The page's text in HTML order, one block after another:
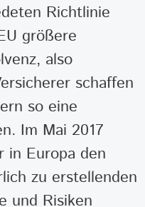
Richtlinie
größere
also
schaffen
so eine
Im Mai 2017
in Europa den
zu erstellenden
und Risiken